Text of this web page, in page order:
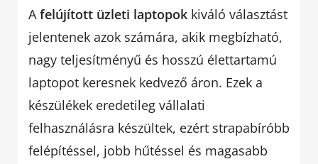
Afelújított üzleti laptopok kiváló választást
jelentenek azok számára, akik megbízható,
nagy teljesítményű és hosszú élettartamú
laptopot keresnek kedvező áron. Ezek a
készülékek eredetileg vállalati
felhasználásra készültek, ezért strapabíróbb
felépítéssel, jobb hűtéssel és magasabb